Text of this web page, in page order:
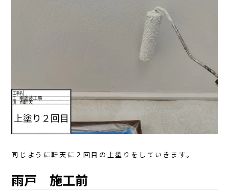
同じように軒天に２回目の上塗りをしていきます。
雨戸 施工前